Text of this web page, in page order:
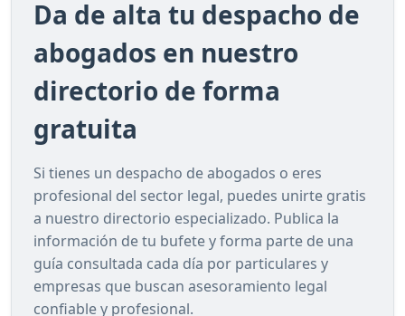
Da de alta tu despacho de
abogados en nuestro
directorio de forma
gratuita
Si tienes un despacho de abogados o eres
profesional del sector legal, puedes unirte gratis
a nuestro directorio especializado. Publica la
información de tu bufete y forma parte de una
guía consultada cada día por particulares y
empresas que buscan asesoramiento legal
confiable y profesional.